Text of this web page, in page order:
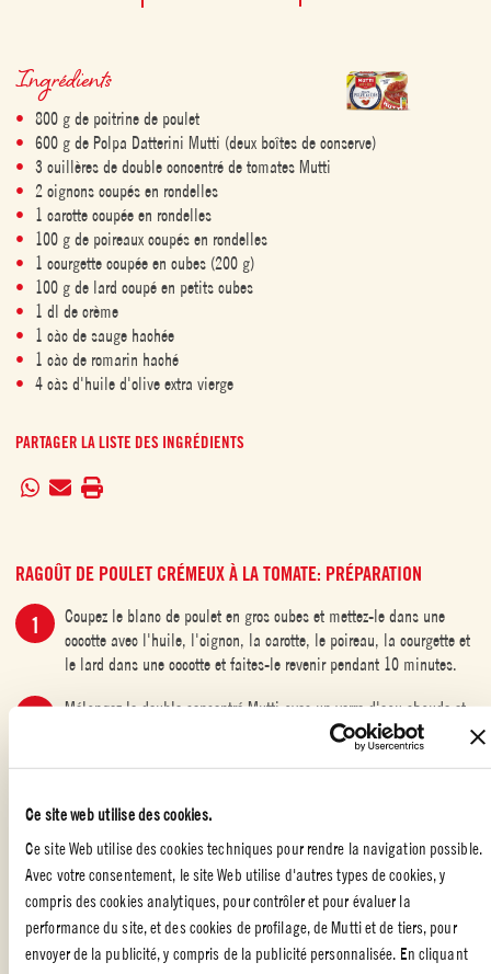
Ce site web utilise des cookies.
Ce site Web utilise des cookies techniques pour rendre la navigation possible.
Avec votre consentement, le site Web utilise d'autres types de cookies, y
compris des cookies analytiques, pour contrôler et pour évaluer la
performance du site, et des cookies de profilage, de Mutti et de tiers, pour
envoyer de la publicité, y compris de la publicité personnalisée. En cliquant
Ingrédients
800 g de poitrine de poulet
600 g de Polpa Datterini Mutti (deux boîtes de conserve)
3 cuillères de double concentré de tomates Mutti
2 oignons coupés en rondelles
1 carotte coupée en rondelles
100 g de poireaux coupés en rondelles
1 courgette coupée en cubes (200 g)
100 g de lard coupé en petits cubes
1 dl de crème
1 càc de sauge hachée
1 càc de romarin haché
4 càs d'huile d'olive extra vierge
PARTAGER LA LISTE DES INGRÉDIENTS
RAGOÛT DE POULET CRÉMEUX À LA TOMATE: PRÉPARATION
Coupez le blanc de poulet en gros cubes et mettez-le dans une
cocotte avec l'huile, l'oignon, la carotte, le poireau, la courgette et
le lard dans une cocotte et faites-le revenir pendant 10 minutes.
Mélangez le double concentré Mutti avec un verre d'eau chaude et
ajoutez le mélange au poulet. Faire cuire pendant 20 autres
minutes puis ajouter la Polpa Datterini avec la crème, la sauge, le
BATCH COOKING,RECETTES D'HIVER À LA TOMATE,PLATS AVEC